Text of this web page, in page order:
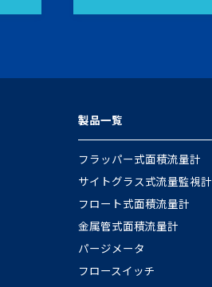
製品一覧
フラッパー式面積流量計
サイトグラス式流量監視計
フロート式面積流量計
金属管式面積流量計
パージメータ
フロースイッチ